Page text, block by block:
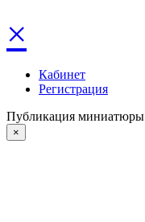
×
Кабинет
Регистрация
Публикация миниатюры
×